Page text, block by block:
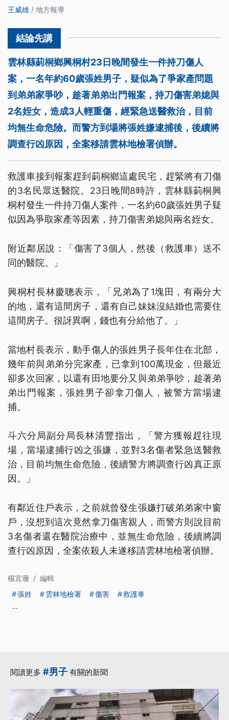
王威雄 / 地方報導
雲林縣莿桐鄉興桐村23日晚間發生一件持刀傷人
案，一名年約60歲張姓男子，疑似為了爭家產問題
到弟弟家爭吵，趁著弟弟出門報案，持刀傷害弟媳與
2名姪女，造成3人輕重傷，經緊急送醫救治，目前
均無生命危險。而警方到場將張姓嫌逮捕後，後續將
調查行凶原因，全案移請雲林地檢署偵辦。
救護車接到報案趕到莿桐鄉這處民宅，趕緊將有刀傷
的3名民眾送醫院。23日晚間8時許，雲林縣莿桐興
桐村發生一件持刀傷人案件，一名約60歲張姓男子疑
似因為爭取家產等因素，持刀傷害弟媳與兩名姪女。
附近鄰居說：「傷害了3個人，然後（救護車）送不
同的醫院。」
興桐村長林慶聰表示，「兄弟為了1塊田，有兩分大
的地，還有這間房子，還有自己妹妹沒結婚也需要住
這間房子。很訝異啊，錢也有分給他了。」
當地村長表示，動手傷人的張姓男子長年住在北部，
幾年前與弟弟分完家產，已拿到100萬現金，但最近
卻多次回家，以還有田地要分又與弟弟爭吵，趁著弟
弟出門報案，張姓男子卻拿刀傷人，被警方當場逮
捕。
斗六分局副分局長林清豐指出，「警方獲報趕往現
場，當場逮捕行凶之張嫌，並對3名傷者緊急送醫救
治，目前均無生命危險，後續警方將調查行凶真正原
因。」
有鄰近住戶表示，之前就曾發生張嫌打破弟弟家中窗
戶，沒想到這次竟然拿刀傷害親人，而警方則說目前
3名傷者還在醫院治療中，並無生命危險，後續將調
查行凶原因，全案依殺人未遂移請雲林地檢署偵辦。
楊宜珊 / 編輯
張姓
雲林地檢署 傷害
救護車
...
閱讀更多 #男子 有關的新聞